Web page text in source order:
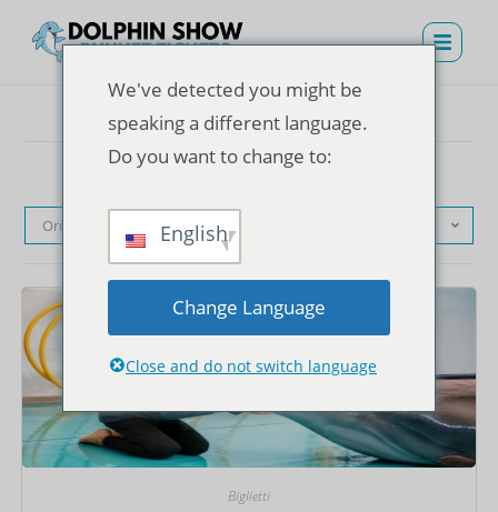
Ordinamento predefinito
Biglietti
We've detected you might be
speaking a different language.
Do you want to change to:
English
Change Language
Close and do not switch language